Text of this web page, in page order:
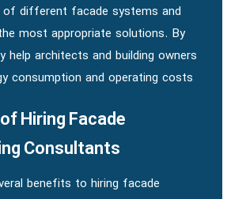
of different facade systems and
most appropriate solutions. By
help architects and building owners
consumption and operating costs.
Hiring Facade
Consultants
benefits to hiring facade